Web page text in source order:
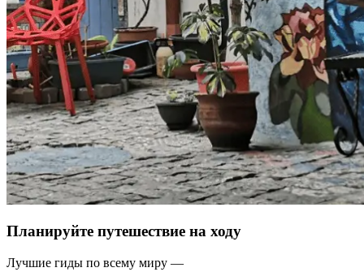
Планируйте путешествие на ходу
Лучшие гиды по всему миру —